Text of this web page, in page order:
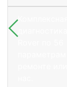
Комплексная